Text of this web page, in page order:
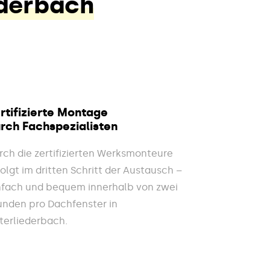
Montage
Fachspezialisten
die zertifizierten Werksmonteure
im dritten Schritt der Austausch –
und bequem innerhalb von zwei
pro Dachfenster in